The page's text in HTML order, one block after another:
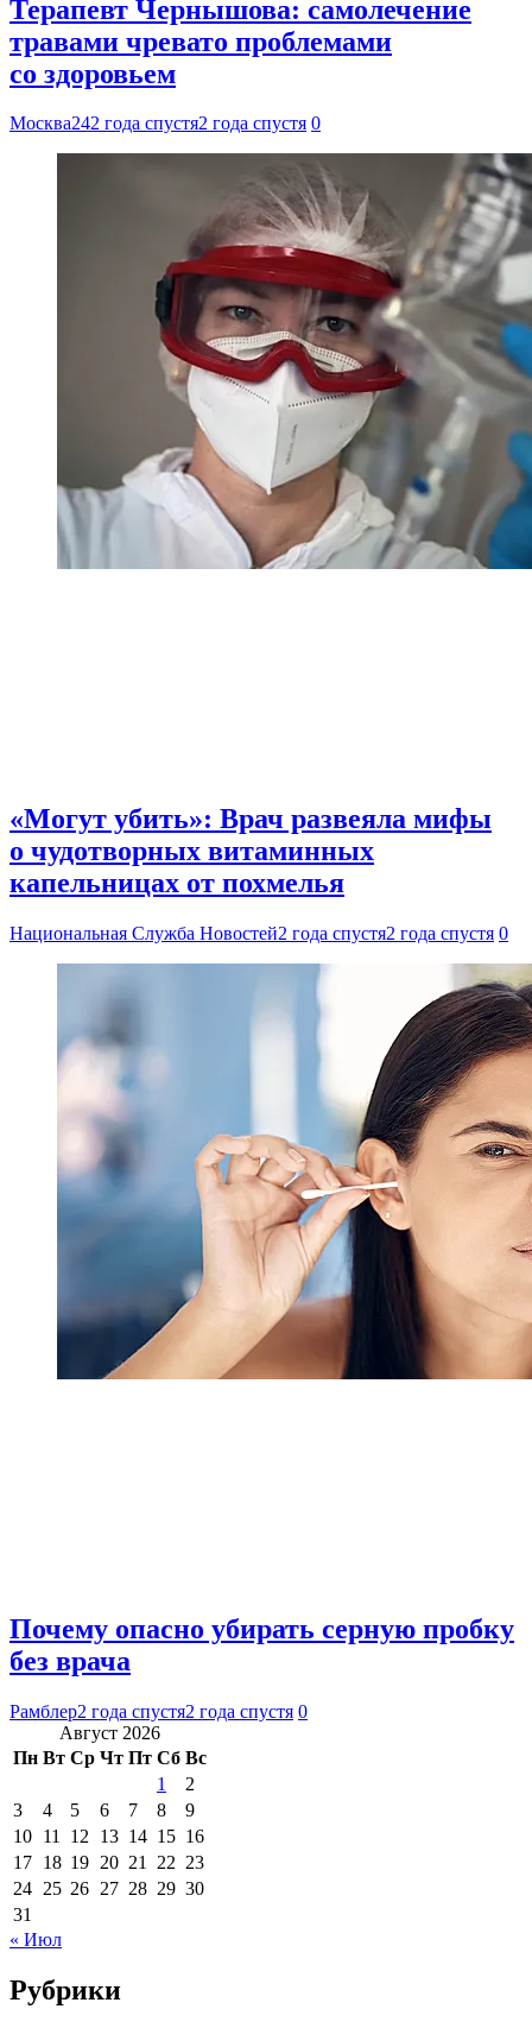
Терапевт Чернышова: самолечение
травами чревато проблемами
со здоровьем
Москва242 года спустя2 года спустя 0
«Могут убить»: Врач развеяла мифы
о чудотворных витаминных
капельницах от похмелья
Национальная Служба Новостей2 года спустя2 года спустя 0
Почему опасно убирать серную пробку
без врача
Рамблер2 года спустя2 года спустя 0
Август 2026
Пн Вт Ср Чт Пт Сб Вс
1
2
3
4 5 6 7 8
9
10 11 12 13 14 15 16
17 18 19 20 21 22 23
24 25 26 27 28 29 30
31
« Июл
Рубрики